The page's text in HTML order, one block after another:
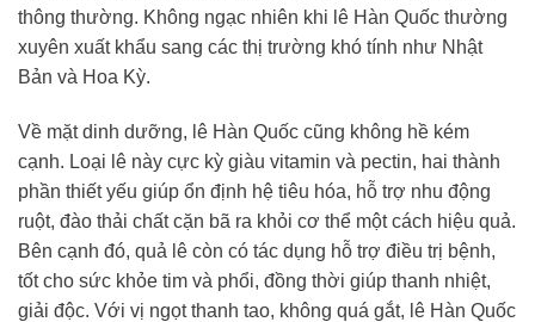
thông thường. Không ngạc nhiên khi lê Hàn Quốc thường
xuyên xuất khẩu sang các thị trường khó tính như Nhật
Bản và Hoa Kỳ.
Về mặt dinh dưỡng, lê Hàn Quốc cũng không hề kém
cạnh. Loại lê này cực kỳ giàu vitamin và pectin, hai thành
phần thiết yếu giúp ổn định hệ tiêu hóa, hỗ trợ nhu động
ruột, đào thải chất cặn bã ra khỏi cơ thể một cách hiệu quả.
Bên cạnh đó, quả lê còn có tác dụng hỗ trợ điều trị bệnh,
tốt cho sức khỏe tim và phổi, đồng thời giúp thanh nhiệt,
giải độc. Với vị ngọt thanh tao, không quá gắt, lê Hàn Quốc